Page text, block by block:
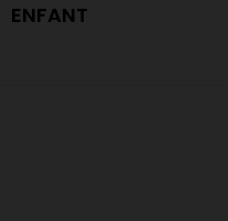
ENFANT